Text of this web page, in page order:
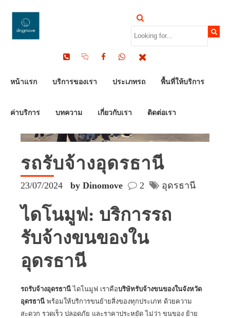
หน้าแรก บริการของเรา ประเภทรถ พื้นที่ให้บริการ
ค่าบริการ บทความ เกี่ยวกับเรา ติดต่อเรา
รถรับจ้างอุดรธานี
23/07/2024 by Dinomove 2 อุดรธานี
ไดโนมูฟ: บริการรถ
รับจ้างขนของใน
อุดรธานี
รถรับจ้างอุดรธานี ไดโนมูฟ เราคือบริษัทรับจ้างขนของในจังหวัด
อุดรธานี พร้อมให้บริการขนย้ายสิ่งของทุกประเภท ด้วยความ
สะดวก รวดเร็ว ปลอดภัย และราคาประหยัด ไม่ว่า ขนของ ย้าย